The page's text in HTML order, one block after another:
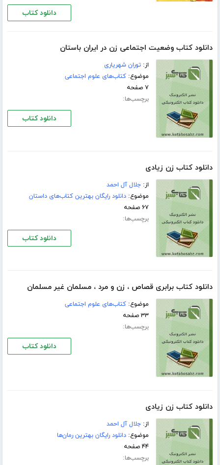
دانلود کتاب
دانلود کتاب وضعیت اجتماعی زن در ایران باستان
از:توران شهریاری
موضوع:کتاب‌های علوم اجتماعی
۷ صفحه
برچسب‌ها:
دانلود کتاب
دانلود کتاب زن زیادی
از:جلال آل احمد
موضوع:دانلود رایگان بهترین کتاب‌های داستان
۶۷ صفحه
برچسب‌ها:
دانلود کتاب
دانلود کتاب برابری قصاص ، زن و مرد ، مسلمان غیر مسلمان
موضوع:کتاب‌های علوم اجتماعی
۳۳ صفحه
برچسب‌ها:
دانلود کتاب
دانلود کتاب زن زیادی
از:جلال آل احمد
موضوع:دانلود رایگان بهترین رمان‌ها
۴۴ صفحه
برچسب‌ها: